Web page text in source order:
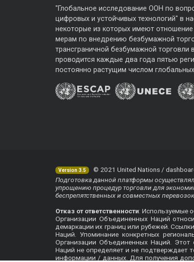
"Глобальное исследование ООН по
цифровых и устойчивых технологий" в
некоторые из которых имеют
мерам по внедрению безбумажной
трансграничной безбумажной торговли
проводится каждые два года пятью
постоянно растущим числом
Version 3.5
© 2021 United Nations /
Подготовка данной платформы
упрощению процедур торговли для
беспрепятственных и совместных
Отказ от ответственности: Используемые
Организации Объединенных Наций
демаркации их границ или рубежей.
Наций. Упоминание конкретных
Организации Объединенных Наций.
Наций не определяет и не подтверждает
информации / данных. Для получения